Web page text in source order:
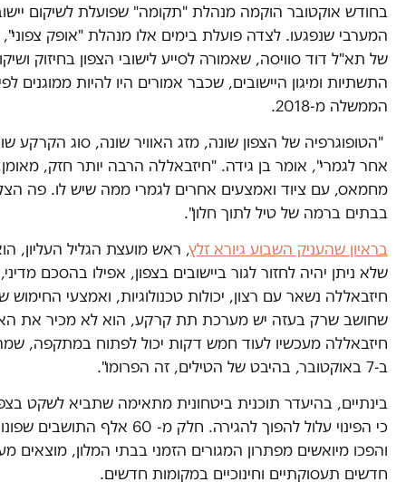
בחודש אוקטובר הוקמה מנהלת "תקומה" שפועלת לשיקום
המערבי שנפגעו. לצדה פועלת בימים אלו מנהלת "אופק
של תא"ל דוד סוויסה, שאמורה לסייע לישובי הצפון בחיזוק
התשתיות ומיגון היישובים, שכבר אמורים היו להיות ממוגנים
הממשלה מ-2018.
"הטופוגרפיה של הצפון שונה, מזג האוויר שונה, סוג הקרקע
אחר לגמרי", אומר בן גידה. "חיזבאללה הרבה יותר חזק,
מחמאס, עם ציוד ואמצעים אחרים לגמרי ממה שיש לו. פה
בבתים ברמה של טיל לתוך חלון".
בראיון שהעניק השבוע גיורא זלץ, ראש מועצת הגליל העליון,
שלא ניתן יהיה לחזור לגור ביישובים בצפון, אפילו בהסכם
חיזבאללה נשאר עם רצון, יכולות טכנולוגיות, ואמצעי החימוש
שחושב שרק בעזה יש מערכת תת קרקע, הוא לא מכיר את
חיזבאללה מעכשיו לעוד חמש דקות יכול לפתוח במתקפה,
ב-7 באוקטובר, בהיבט של הטילים, זה הפרומו".
בינתיים, בהיעדר תוכנית ביטחונית מתאימה שתביא לשקט
כי הפינוי עלול להפוך להגירה. חלק מ- 60 אלף
והפכו מיואשים מפתרון המגורים הזמני בבתי המלון, מוצאים
חדשים תעסוקתיים וחינוכיים במקומות חדשים.